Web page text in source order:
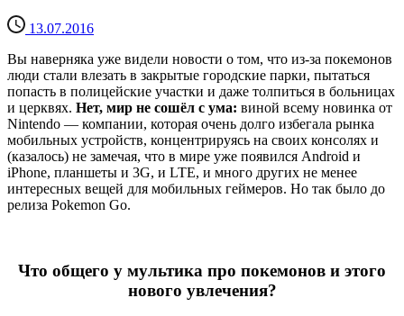
13.07.2016
Вы наверняка уже видели новости о том, что из-за покемонов
люди стали влезать в закрытые городские парки, пытаться
попасть в полицейские участки и даже толпиться в больницах
и церквях. Нет, мир не сошёл с ума: виной всему новинка от
Nintendo — компании, которая очень долго избегала рынка
мобильных устройств, концентрируясь на своих консолях и
(казалось) не замечая, что в мире уже появился Android и
iPhone, планшеты и 3G, и LTE, и много других не менее
интересных вещей для мобильных геймеров. Но так было до
релиза Pokemon Go.
Что общего у мультика про покемонов и этого
нового увлечения?